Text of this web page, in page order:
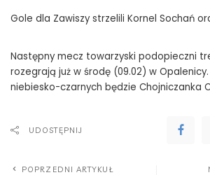
Gole dla Zawiszy strzelili Kornel Sochań
Następny mecz towarzyski podopieczni
rozegrają już w środę (09.02) w
niebiesko-czarnych będzie Chojniczanka
UDOSTĘPNIJ
POPRZEDNI ARTYKUŁ